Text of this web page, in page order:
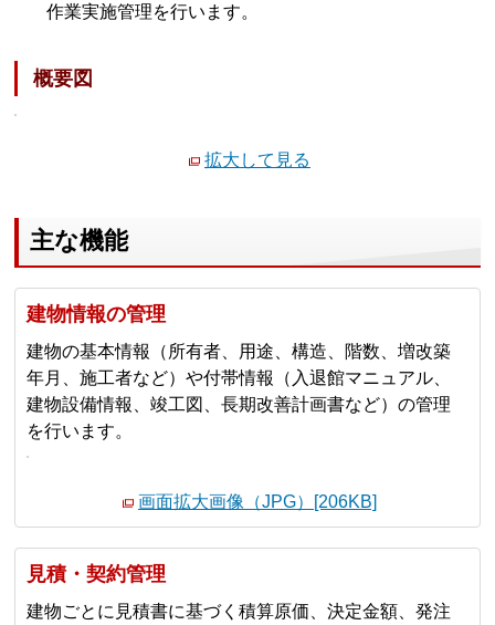
作業実施管理を行います。
概要図
拡大して見る
主な機能
建物情報の管理
建物の基本情報（所有者、用途、構造、階数、増改築
年月、施工者など）や付帯情報（入退館マニュアル、
建物設備情報、竣工図、長期改善計画書など）の管理
を行います。
画面拡大画像（JPG）[206KB]
見積・契約管理
建物ごとに見積書に基づく積算原価、決定金額、発注